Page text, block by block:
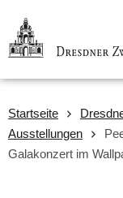
Startseite
Ausstellungen
Galakonzert im